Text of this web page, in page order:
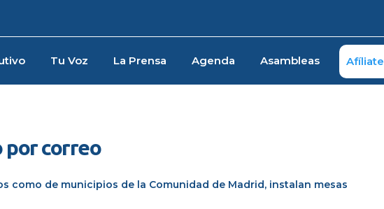
Tu Voz La Prensa Agenda Asambleas Afíliate
por correo
como de municipios de la Comunidad de Madrid, instalan mesas